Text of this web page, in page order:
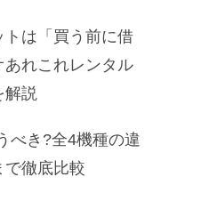
は「買う前に借
あれこれレンタル
解説
べき?全4機種の違
で徹底比較